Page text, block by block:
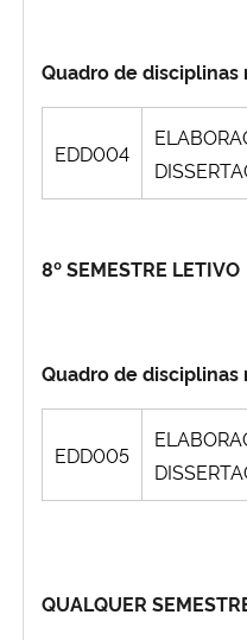
Quadro de
EDD004
8º SEMESTRE LETIVO
Quadro de
EDD005
QUALQUER